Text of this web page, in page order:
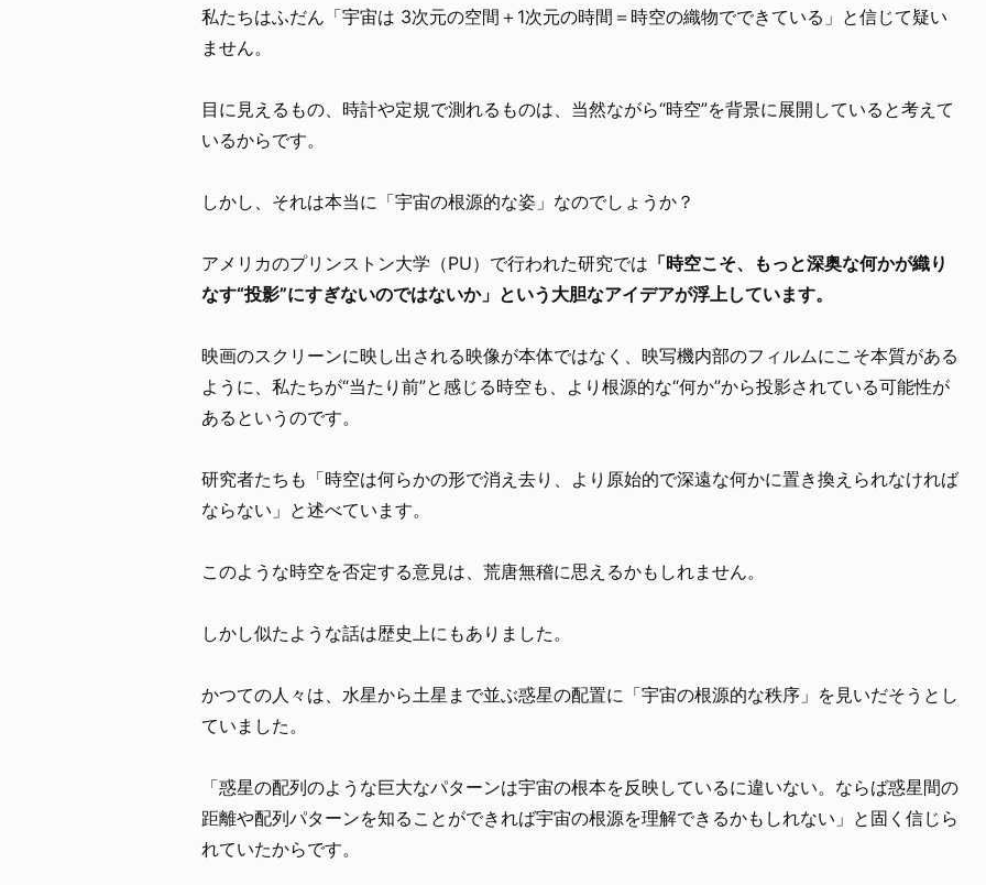
私たちはふだん「宇宙は 3次元の空間＋1次元の時間＝時空の織物でできている」と信じて疑い
ません。
目に見えるもの、時計や定規で測れるものは、当然ながら“時空”を背景に展開していると考えて
いるからです。
しかし、それは本当に「宇宙の根源的な姿」なのでしょうか？
アメリカのプリンストン大学（PU）で行われた研究では 「時空こそ、もっと深奥な何かが織り
なす“投影”にすぎないのではないか」という大胆なアイデアが浮上しています。
映画のスクリーンに映し出される映像が本体ではなく、映写機内部のフィルムにこそ本質がある
ように、私たちが“当たり前”と感じる時空も、より根源的な“何か”から投影されている可能性が
あるというのです。
研究者たちも「時空は何らかの形で消え去り、より原始的で深遠な何かに置き換えられなければ
ならない」と述べています。
このような時空を否定する意見は、荒唐無稽に思えるかもしれません。
しかし似たような話は歴史上にもありました。
かつての人々は、水星から土星まで並ぶ惑星の配置に「宇宙の根源的な秩序」を見いだそうとし
ていました。
「惑星の配列のような巨大なパターンは宇宙の根本を反映しているに違いない。ならば惑星間の
距離や配列パターンを知ることができれば宇宙の根源を理解できるかもしれない」と固く信じら
れていたからです。